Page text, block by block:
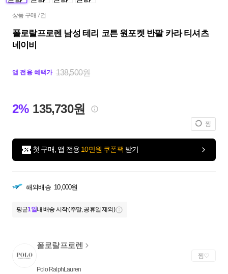
상품 구매 7건
폴로랄프로렌 남성 테리 코튼 원포켓 반팔 카라 티셔츠
네이비
앱 전용 혜택가 138,500원
2% 135,730원
찜
첫 구매, 앱 전용 10만원 쿠폰팩 받기
해외배송 10,000원
평균1일내 배송 시작 (주말, 공휴일 제외)
폴로랄프로렌
Polo RalphLauren
찜